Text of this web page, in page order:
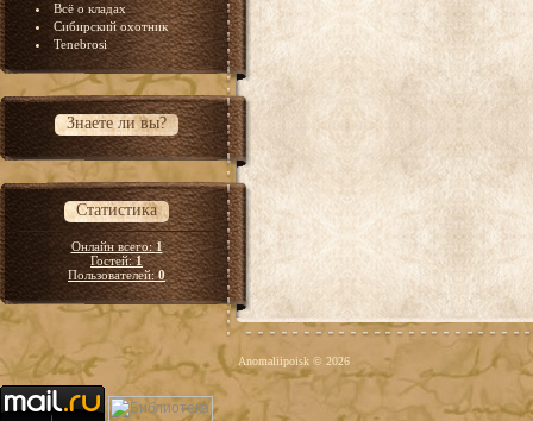
Всё о кладах
Сибирский охотник
Tenebrosi
Знаете ли вы?
Статистика
Онлайн всего:1
Гостей:1
Пользователей:0
Anomaliipoisk © 2026